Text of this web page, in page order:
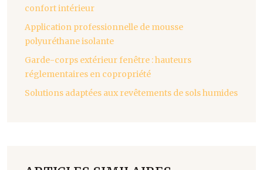
confort intérieur
Application professionnelle de mousse
polyuréthane isolante
Garde-corps extérieur fenêtre : hauteurs
réglementaires en copropriété
Solutions adaptées aux revêtements de sols humides